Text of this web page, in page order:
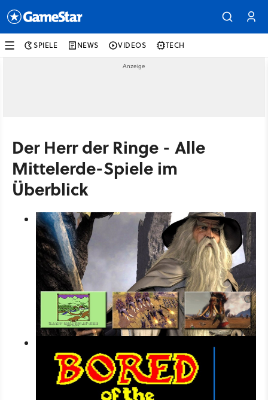
SPIELE NEWS VIDEOS TECH
Der Herr der Ringe - Alle
Mittelerde-Spiele im
Überblick